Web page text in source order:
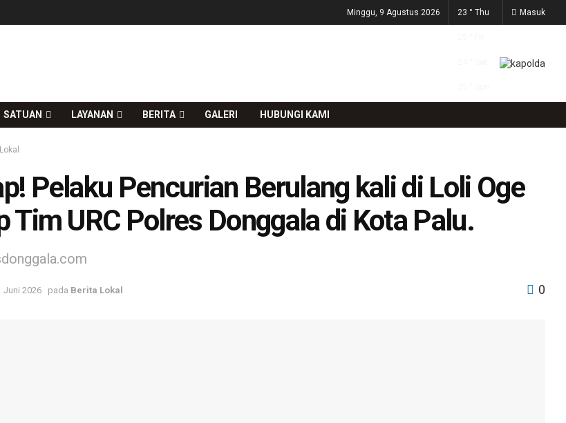
Minggu, 9 Agustus 2026 23 ° Thu Masuk
SATUAN LAYANAN BERITA GALERI HUBUNGI KAMI
Pelaku Pencurian Berulang kali di Loli Oge
Tim URC Polres Donggala di Kota Palu.
Juni 2026 pada Berita Lokal 0